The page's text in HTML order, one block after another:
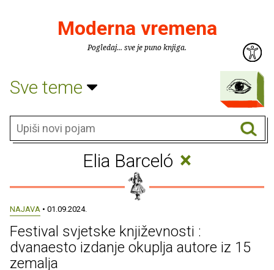
Moderna vremena
Pogledaj... sve je puno knjiga.
Sve teme
Elia Barceló ×
NAJAVA • 01.09.2024.
Festival svjetske književnosti :
dvanaesto izdanje okuplja autore iz 15
zemalja